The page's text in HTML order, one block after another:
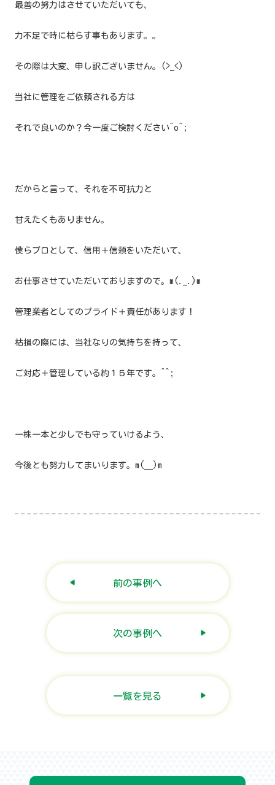
最善の努力はさせていただいても、
力不足で時に枯らす事もあります。。
その際は大変、申し訳ございません。(>_<)
当社に管理をご依頼される方は
それで良いのか？今一度ご検討ください^o^;
だからと言って、それを不可抗力と
甘えたくもありません。
僕らプロとして、信用＋信頼をいただいて、
お仕事させていただいておりますので。m(._.)m
管理業者としてのプライド＋責任があります！
枯損の際には、当社なりの気持ちを持って、
ご対応＋管理している約１５年です。^^;
一株一本と少しでも守っていけるよう、
今後とも努力してまいります。m(__)m
前の事例へ
次の事例へ
一覧を見る